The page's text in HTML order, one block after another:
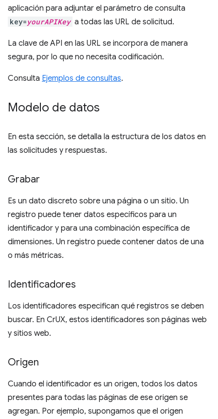
aplicación para adjuntar el parámetro de consulta
key=yourAPIKey a todas las URL de solicitud.
La clave de API en las URL se incorpora de manera
segura, por lo que no necesita codificación.
Consulta Ejemplos de consultas.
Modelo de datos
En esta sección, se detalla la estructura de los datos en
las solicitudes y respuestas.
Grabar
Es un dato discreto sobre una página o un sitio. Un
registro puede tener datos específicos para un
identificador y para una combinación específica de
dimensiones. Un registro puede contener datos de una
o más métricas.
Identificadores
Los identificadores especifican qué registros se deben
buscar. En CrUX, estos identificadores son páginas web
y sitios web.
Origen
Cuando el identificador es un origen, todos los datos
presentes para todas las páginas de ese origen se
agregan. Por ejemplo, supongamos que el origen